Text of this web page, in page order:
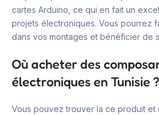
cartes Arduino, ce qui en fait un
projets électroniques. Vous pourrez
dans vos montages et bénéficier de
Où acheter des
électroniques en Tunisie ?
Vous pouvez trouver la ce produit et